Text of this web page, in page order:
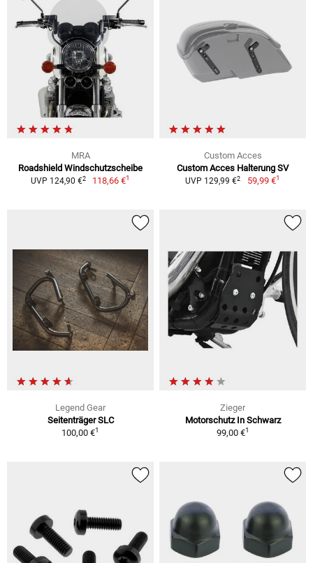
MRA
Roadshield Windschutzscheibe
UVP 124,90 €2 118,66 €1
Custom Acces
Custom Acces Halterung SV
UVP 129,99 €2 59,99 €1
Legend Gear
Seitenträger SLC
100,00 €1
Zieger
Motorschutz In Schwarz
99,00 €1